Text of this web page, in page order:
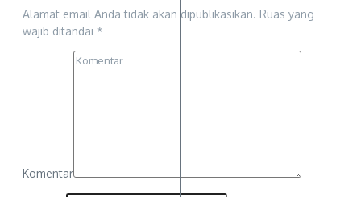
Alamat email Anda tidak akan dipublikasikan. Ruas yang
wajib ditandai *
Komentar